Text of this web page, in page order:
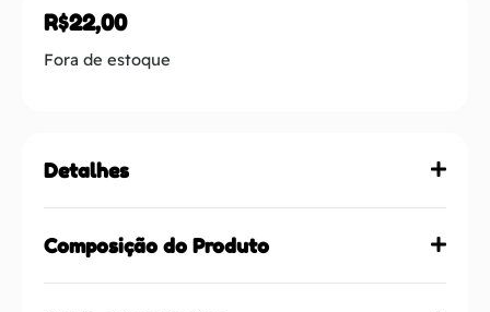
R$22,00
Fora de estoque
Detalhes
Composição do Produto